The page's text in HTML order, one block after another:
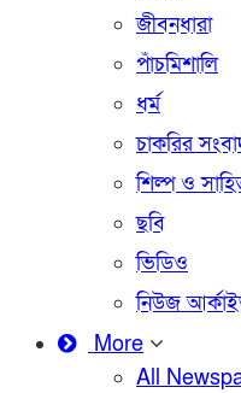
জীবনধারা
পাঁচমিশালি
ধর্ম
চাকরির
শিল্প ও
ছবি
ভিডিও
নিউজ
More
All